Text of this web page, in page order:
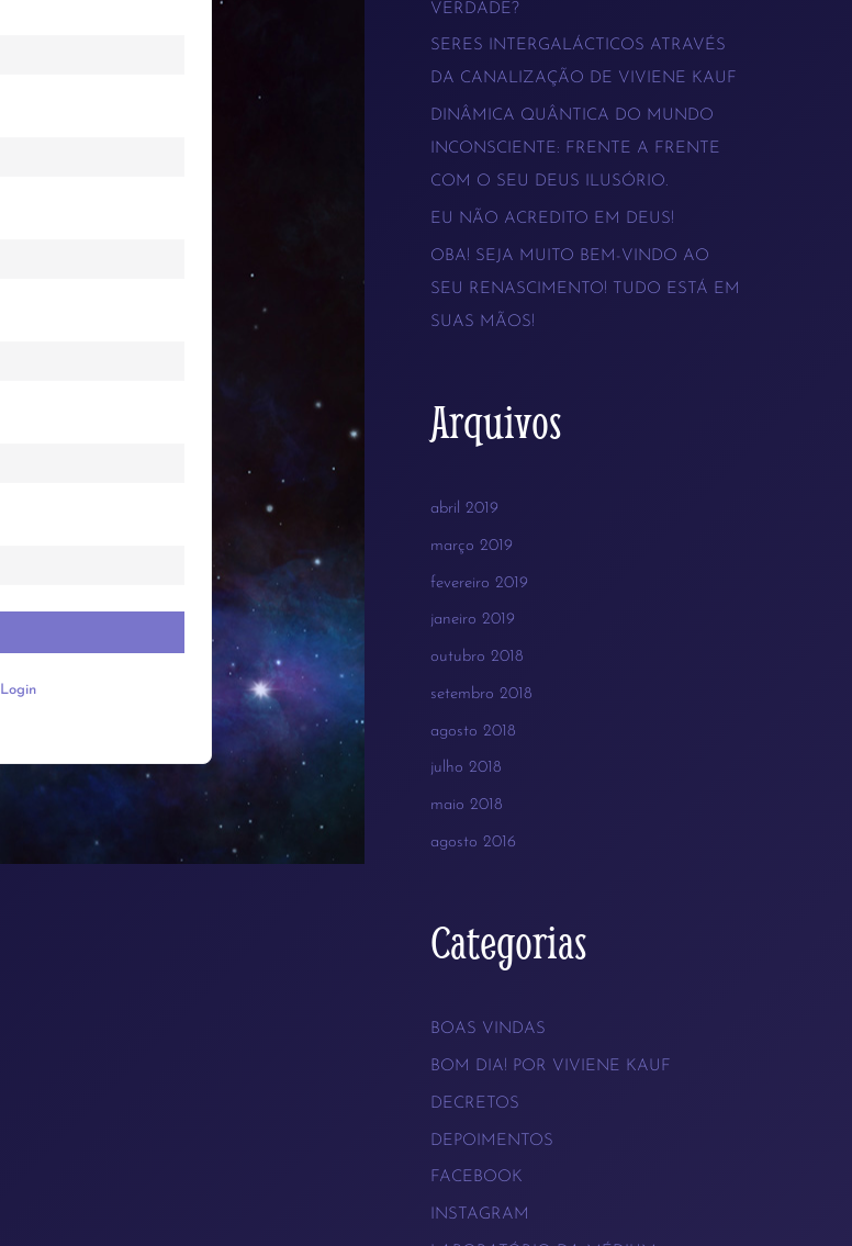
Login
a
r
p
o
r
:
VERDADE?
SERES INTERGALÁCTICOS ATRAVÉS
DA CANALIZAÇÃO DE VIVIENE KAUF
DINÂMICA QUÂNTICA DO MUNDO
INCONSCIENTE: FRENTE A FRENTE
COM O SEU DEUS ILUSÓRIO.
EU NÃO ACREDITO EM DEUS!
OBA! SEJA MUITO BEM-VINDO AO
SEU RENASCIMENTO! TUDO ESTÁ EM
SUAS MÃOS!
Arquivos
abril 2019
março 2019
fevereiro 2019
janeiro 2019
outubro 2018
setembro 2018
agosto 2018
julho 2018
maio 2018
agosto 2016
Categorias
BOAS VINDAS
BOM DIA! POR VIVIENE KAUF
DECRETOS
DEPOIMENTOS
FACEBOOK
INSTAGRAM